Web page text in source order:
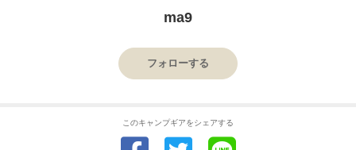
ma9
フォローする
このキャンプギアをシェアする